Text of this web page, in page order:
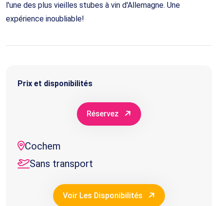
l'une des plus vieilles stubes à vin d'Allemagne. Une
expérience inoubliable!
Prix et disponibilités
Réservez
Cochem
Sans transport
Voir Les Disponibilités